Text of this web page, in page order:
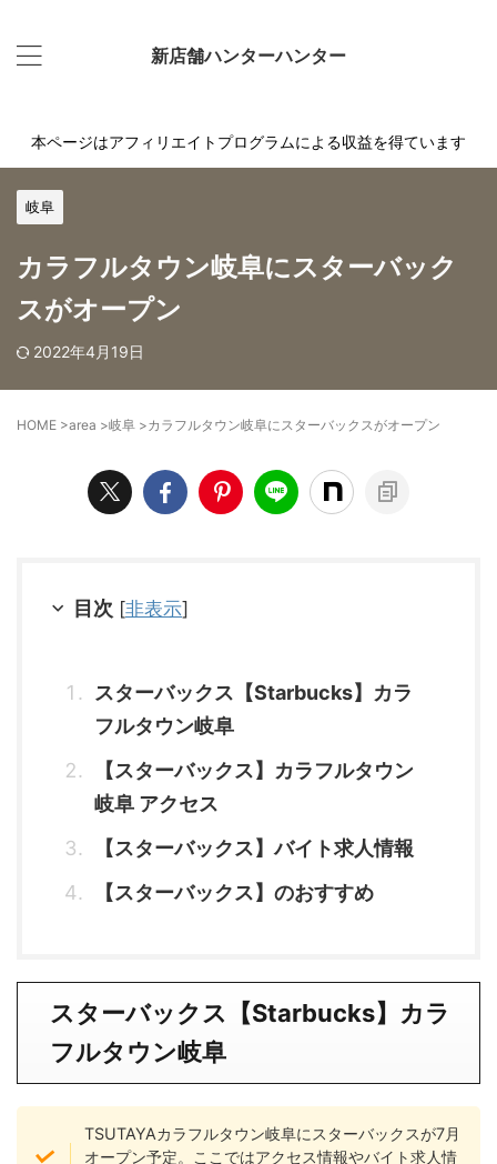
新店舗ハンターハンター
本ページはアフィリエイトプログラムによる収益を得ています
岐阜
カラフルタウン岐阜にスターバック
スがオープン
2022年4月19日
HOME >area >岐阜 >カラフルタウン岐阜にスターバックスがオープン
目次 [非表示]
スターバックス【Starbucks】カラ
フルタウン岐阜
【スターバックス】カラフルタウン
岐阜 アクセス
【スターバックス】バイト求人情報
【スターバックス】のおすすめ
スターバックス【Starbucks】 カラ
フルタウン岐阜
TSUTAYAカラフルタウン岐阜にスターバックスが7月
オープン予定。ここではアクセス情報やバイト求人情